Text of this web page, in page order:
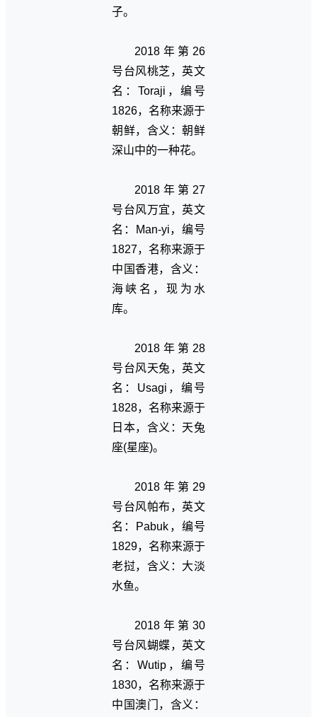
子。
2018年第26
号台风桃芝，英文
名：Toraji，编号
1826，名称来源于
朝鲜，含义：朝鲜
深山中的一种花。
2018年第27
号台风万宜，英文
名：Man-yi，编号
1827，名称来源于
中国香港，含义：
海峡名，现为水
库。
2018年第28
号台风天兔，英文
名：Usagi，编号
1828，名称来源于
日本，含义：天兔
座(星座)。
2018年第29
号台风帕布，英文
名：Pabuk，编号
1829，名称来源于
老挝，含义：大淡
水鱼。
2018年第30
号台风蝴蝶，英文
名：Wutip，编号
1830，名称来源于
中国澳门，含义：